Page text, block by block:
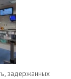
задержанных